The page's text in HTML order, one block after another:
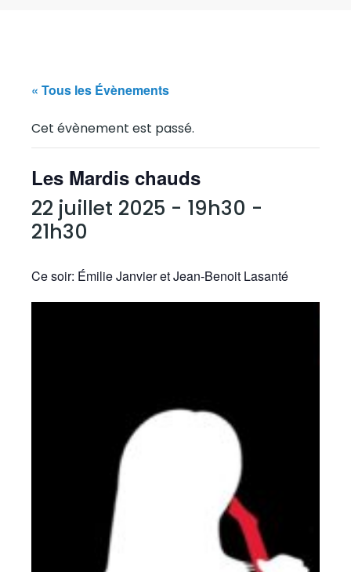
« Tous les Évènements
Cet évènement est passé.
Les Mardis chauds
22 juillet 2025 - 19h30 -
21h30
Ce soir: Émilie Janvier et Jean-Benoit Lasanté